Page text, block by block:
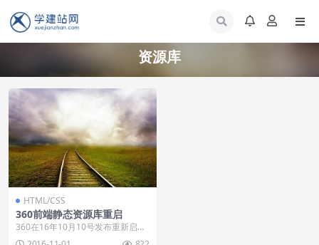
资源库
HTML/CSS
360前端静态资源库重启
360在16年10月10号发布重新启用
前端静态资源库，只是之前的域名